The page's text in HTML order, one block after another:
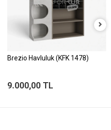
Brezio Havluluk (KFK 1478)
9.000,00 TL